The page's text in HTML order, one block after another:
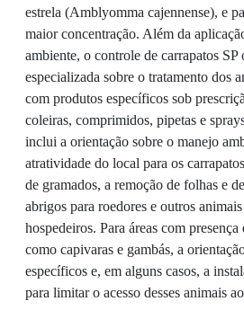
estrela (Amblyomma cajennense), e
maior concentração. Além da
ambiente, o controle de carrapatos SP
especializada sobre o tratamento dos
com produtos específicos sob
coleiras, comprimidos, pipetas e
inclui a orientação sobre o manejo
atratividade do local para os
de gramados, a remoção de folhas e
abrigos para roedores e outros
hospedeiros. Para áreas com
como capivaras e gambás, a
específicos e, em alguns casos, a
para limitar o acesso desses animais